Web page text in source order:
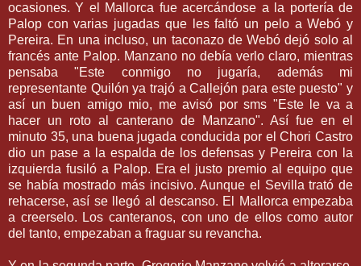
ocasiones. Y el Mallorca fue acercándose a la portería de
Palop con varias jugadas que les faltó un pelo a Webó y
Pereira. En una incluso, un taconazo de Webó dejó solo al
francés ante Palop. Manzano no debía verlo claro, mientras
pensaba "Este conmigo no jugaría, además mi
representante Quilón ya trajó a Callejón para este puesto" y
así un buen amigo mio, me avisó por sms "Este le va a
hacer un roto al canterano de Manzano". Así fue en el
minuto 35, una buena jugada conducida por el Chori Castro
dio un pase a la espalda de los defensas y Pereira con la
izquierda fusiló a Palop. Era el justo premio al equipo que
se había mostrado más incisivo. Aunque el Sevilla trató de
rehacerse, así se llegó al descanso. El Mallorca empezaba
a creerselo. Los canteranos, con uno de ellos como autor
del tanto, empezaban a fraguar su revancha.